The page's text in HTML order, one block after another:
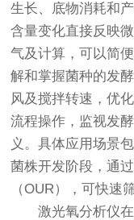
生长、底物消耗和
含量变化直接反映
气及计算，可以简
解和掌握菌种的发
风及搅拌转速，优
流程操作，监视发
义。具体应用场景
菌株开发阶段，通
（OUR），可快速
激光氧分析仪